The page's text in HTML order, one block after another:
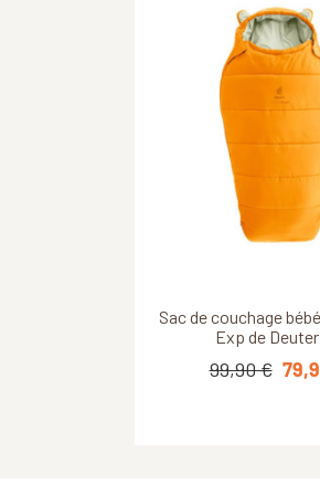
Sac de couchage
Les Petites Billes
89,00 €
Sac de couchage
Exp de Deuter
99,90 €